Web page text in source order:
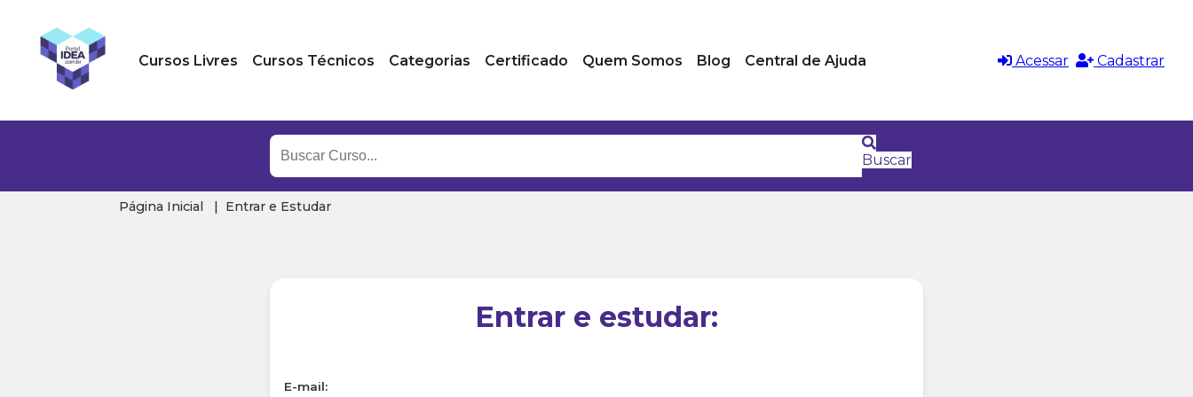
Cursos Livres Cursos Técnicos Categorias Certificado Quem Somos Blog Central de Ajuda Acessar Cadastrar
Buscar
Página Inicial Entrar e Estudar
Entrar e estudar:
E-mail: